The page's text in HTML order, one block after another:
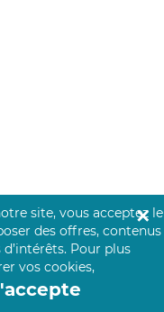
site, vous acceptez le
des offres, contenus
Pour plus
vos cookies,
✕